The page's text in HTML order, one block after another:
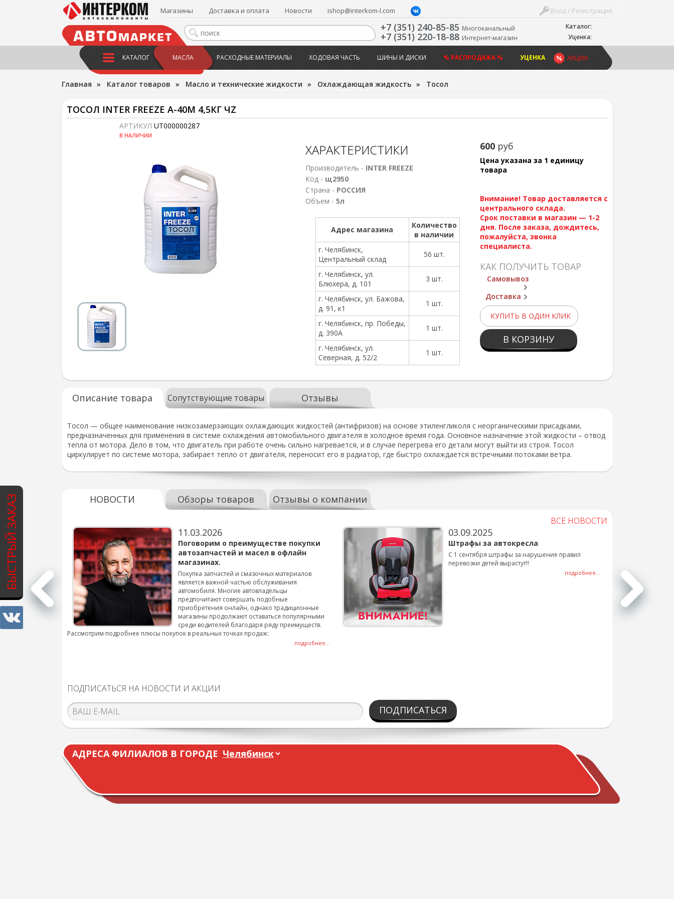
БЫСТРЫЙ ЗАКАЗ
Каталог:
Уценка:
Вход / Регистрация
Магазины Доставка и оплата Новости ishop@interkom-l.com
+7 (351) 240-85-85 Многоканальный
+7 (351) 220-18-88 Интернет-магазин
АКЦИИ
КАТАЛОГ МАСЛА РАСХОДНЫЕ МАТЕРИАЛЫ ХОДОВАЯ ЧАСТЬ ШИНЫ И ДИСКИ % РАСПРОДАЖА % УЦЕНКА
Главная » Каталог товаров » Масло и технические жидкости » Охлаждающая жидкость » Тосол
ТОСОЛ INTER FREEZE A-40M 4,5КГ ЧZ
АРТИКУЛ UT000000287
В НАЛИЧИИ
600 руб
Цена указана за 1 единицу
товара
Внимание! Товар доставляется с
центрального склада.
Срок поставки в магазин — 1-2
дня. После заказа, дождитесь,
пожалуйста, звонка
специалиста.
КАК ПОЛУЧИТЬ ТОВАР
Самовывоз
Доставка
КУПИТЬ В ОДИН КЛИК
В КОРЗИНУ
ХАРАКТЕРИСТИКИ
Производитель - INTER FREEZE
Код - щ2950
Страна - РОССИЯ
Объем - 5л
Адрес магазина
Количество
в наличии
г. Челябинск,
Центральный склад
56 шт.
г. Челябинск, ул.
Блюхера, д. 101
3 шт.
г. Челябинск, ул. Бажова,
д. 91, к1
1 шт.
г. Челябинск, пр. Победы,
д. 390А
1 шт.
г. Челябинск, ул.
Северная, д. 52/2
1 шт.
Описание товара Сопутствующие товары Отзывы
Тосол — общее наименование низкозамерзающих охлаждающих жидкостей (антифризов) на основе этиленгликоля с неорганическими присадками,
предназначенных для применения в системе охлаждения автомобильного двигателя в холодное время года. Основное назначение этой жидкости – отвод
тепла от мотора. Дело в том, что двигатель при работе очень сильно нагревается, и в случае перегрева его детали могут выйти из строя. Тосол
циркулирует по системе мотора, забирает тепло от двигателя, переносит его в радиатор, где быстро охлаждается встречными потоками ветра.
НОВОСТИ Обзоры товаров Отзывы о компании
ВСЕ НОВОСТИ
для
смены шин на
подробнее...
11.03.2026
Поговорим о преимуществе покупки
автозапчастей и масел в офлайн
магазинах.
Покупка запчастей и смазочных материалов
является важной частью обслуживания
автомобиля. Многие автовладельцы
предпочитают совершать подобные
приобретения онлайн, однако традиционные
магазины продолжают оставаться популярными
среди водителей благодаря ряду преимуществ.
Рассмотрим подробнее плюсы покупок в реальных точках продаж:
подробнее...
03.09.2025
Штрафы за автокресла
С 1 сентября штрафы за нарушение правил
перевозки детей вырастут!!
подробнее...
ПОДПИСАТЬСЯ НА НОВОСТИ И АКЦИИ
ПОДПИСАТЬСЯ
АДРЕСА ФИЛИАЛОВ В ГОРОДЕ